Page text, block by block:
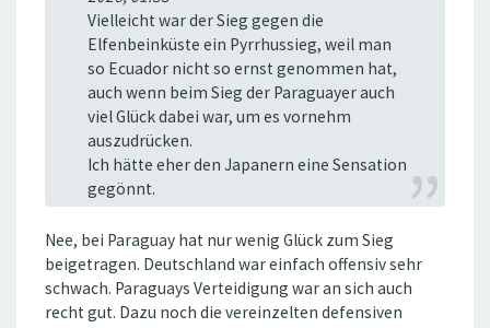
Vielleicht war der Sieg gegen die
Elfenbeinküste ein Pyrrhussieg, weil man
so Ecuador nicht so ernst genommen hat,
auch wenn beim Sieg der Paraguayer auch
viel Glück dabei war, um es vornehm
auszudrücken.
Ich hätte eher den Japanern eine Sensation
gegönnt.
Nee, bei Paraguay hat nur wenig Glück zum Sieg
beigetragen. Deutschland war einfach offensiv sehr
schwach. Paraguays Verteidigung war an sich auch
recht gut. Dazu noch die vereinzelten defensiven